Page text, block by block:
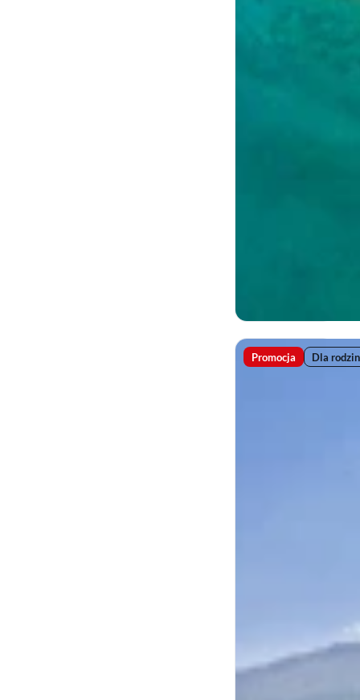
Promocja Dla rodzin